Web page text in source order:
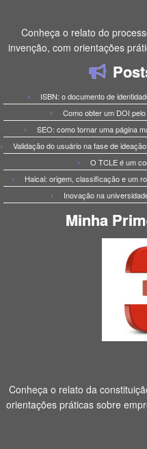
Conheça o relato do
invenção, com orientações
ISBN: o documento de
Como obter um DOI
SEO: como tornar uma página
Validação do usuário na fase de
O TCLE é um
Haicai: origem, classificação e um
Inovação na
Minha
Conheça o relato da
orientações práticas sobre